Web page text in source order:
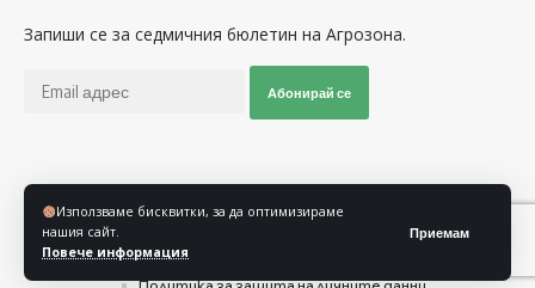
Използваме бисквитки, за да оптимизираме
нашия сайт.
Повече информация
Приемам
Запиши се за седмичния бюлетин на Агрозона.
Абонирай се
Общи условия
Политика за използване на “Бисквитки”